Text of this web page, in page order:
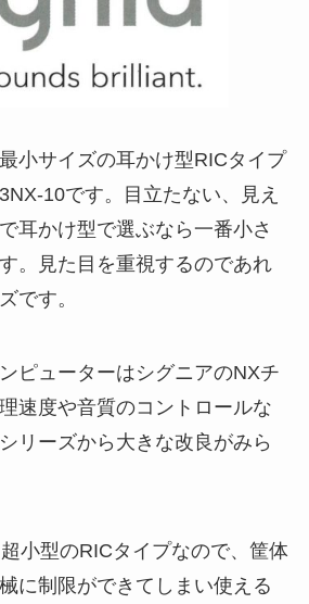
小サイズの耳かけ型RICタイプ
10です。目立たない、見え
耳かけ型で選ぶなら一番小さ
。見た目を重視するのであれ
です。
ピューターはシグニアのNXチ
速度や音質のコントロールな
リーズから大きな改良がみら
小型のRICタイプなので、筐体
に制限ができてしまい使える